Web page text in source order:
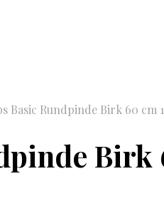
Basic Rundpinde Birk 60 cm
Birk